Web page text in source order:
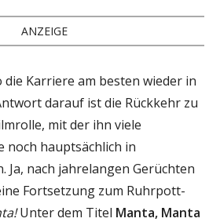
ANZEIGE
Karriere am besten wieder in
darauf ist die Rückkehr zu
mit der ihn viele
noch hauptsächlich in
Ja, nach jahrelangen Gerüchten
Fortsetzung zum Ruhrpott-
Unter dem Titel Manta, Manta